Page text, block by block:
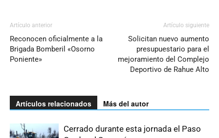
Artículo anterior
Reconocen oficialmente a la
Brigada Bomberil «Osorno
Poniente»
Artículo siguiente
Solicitan nuevo aumento
presupuestario para el
mejoramiento del Complejo
Deportivo de Rahue Alto
Artículos relacionados Más del autor
Cerrado durante esta jornada el Paso